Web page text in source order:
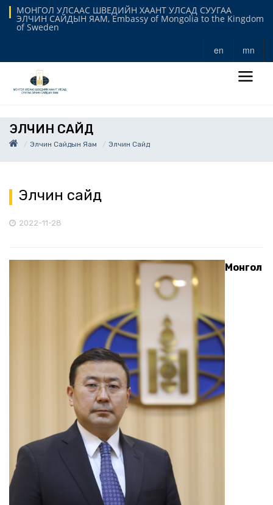
МОНГОЛ УЛСААС ШВЕДИЙН ХААНТ УЛСАД СУУГАА
ЭЛЧИН САЙДЫН ЯАМ, Embassy of Mongolia to the Kingdom
of Sweden
en mn
ЭЛЧИН САЙД
Элчин Сайдын Яам Элчин Сайд
Элчин сайд
2022-11-28
Монгол